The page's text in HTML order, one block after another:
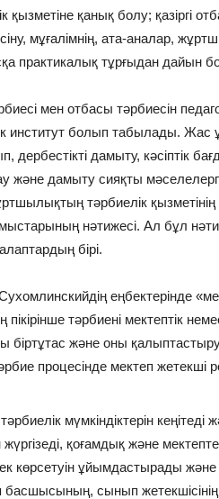
қызметіне қанық болу; қазіргі
мұғалімнің, ата-аналар,
практикалық тұрғыдан дайын
мен отбасы тәрбиесін
институт болып табылады. Жас
дербестікті дамыту, кәсіптік
және дамыту сияқты
тәрбиелік қызметінің
нәтижесі. Ал бұл
бірі.
еңбектерінде
тәрбиені мектептік
біртұтас және оны
процесінде мектеп жетекші
мүмкіндіктерін
қоғамдық және
көрсетуін ұйымдастырады
басшысының, сынып